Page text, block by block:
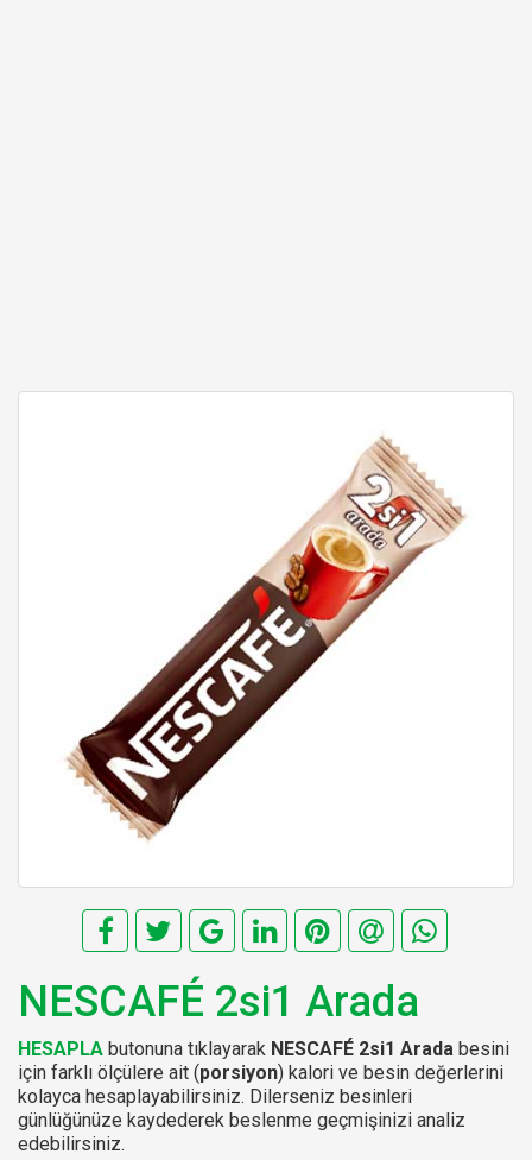
NESCAFÉ 2si1 Arada
HESAPLA butonuna tıklayarak NESCAFÉ 2si1 Arada besini
için farklı ölçülere ait (porsiyon) kalori ve besin değerlerini
kolayca hesaplayabilirsiniz. Dilerseniz besinleri
günlüğünüze kaydederek beslenme geçmişinizi analiz
edebilirsiniz.